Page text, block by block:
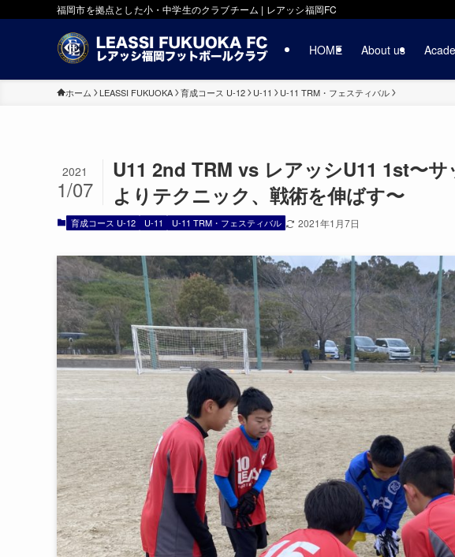
福岡市を拠点とした小・中学生のクラブチーム | レアッシ福岡FC
HOME About us
ホーム LEASSI FUKUOKA 育成コース U-12 U-11 U-11 TRM・フェスティバル
U11 2nd TRM vs レアッシU11 1st〜
よりテクニック、戦術を伸ばす〜
2021
1/07
育成コース U-12 U-11 U-11 TRM・フェスティバル 2021年1月7日